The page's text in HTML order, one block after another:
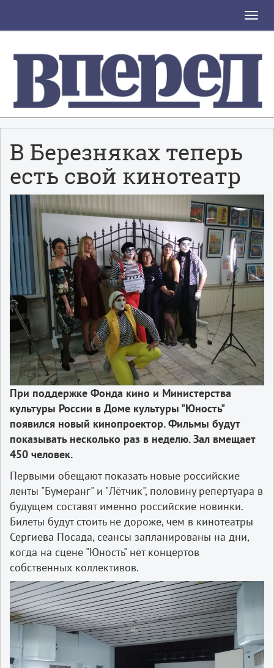
Toggle
В Березняках теперь
есть свой кинотеатр
При поддержке Фонда кино и Министерства
культуры России в Доме культуры "Юность"
появился новый кинопроектор. Фильмы будут
показывать несколько раз в неделю. Зал вмещает
450 человек.
Первыми обещают показать новые российские
ленты "Бумеранг" и "Лётчик", половину репертуара в
будущем составят именно российские новинки.
Билеты будут стоить не дороже, чем в кинотеатры
Сергиева Посада, сеансы запланированы на дни,
когда на сцене "Юность" нет концертов
собственных коллективов.